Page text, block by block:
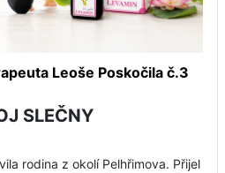
Leoše Poskočila č.3
SLEČNY
rodina z okolí Pelhřimova. Přijel